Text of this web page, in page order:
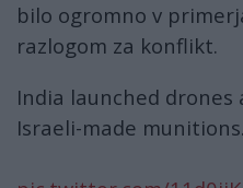
bilo ogromno v
razlogom za konflikt.
India launched
Israeli-made munitions.